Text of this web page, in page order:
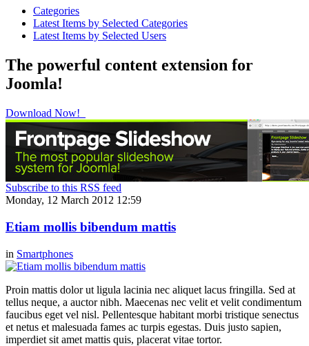
Categories
Latest Items by Selected Categories
Latest Items by Selected Users
The powerful content extension for
Joomla!
Download Now!
Subscribe to this RSS feed
Monday, 12 March 2012 12:59
Etiam mollis bibendum mattis
in Smartphones
Proin mattis dolor ut ligula lacinia nec aliquet lacus fringilla. Sed at
tellus neque, a auctor nibh. Maecenas nec velit et velit condimentum
faucibus eget vel nisl. Pellentesque habitant morbi tristique senectus
et netus et malesuada fames ac turpis egestas. Duis justo sapien,
imperdiet sit amet mattis quis, placerat vitae tortor.